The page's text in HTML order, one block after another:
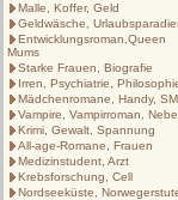
Malle, Koffer, Geld
Geldwäsche,
Entwicklungsroman,Queen
Mums
Starke Frauen, Biografie
Irren, Psychiatrie,
Mädchenromane, Handy,
Vampire, Vampirroman,
Krimi, Gewalt, Spannung
All-age-Romane, Frauen
Medizinstudent, Arzt
Krebsforschung, Cell
Nordseeküste,